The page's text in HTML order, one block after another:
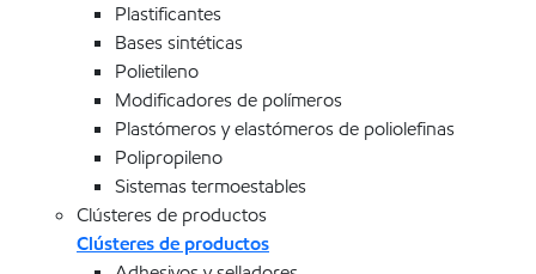
Plastificantes
Bases sintéticas
Polietileno
Modificadores de polímeros
Plastómeros y elastómeros de poliolefinas
Polipropileno
Sistemas termoestables
Clústeres de productos
Clústeres de productos